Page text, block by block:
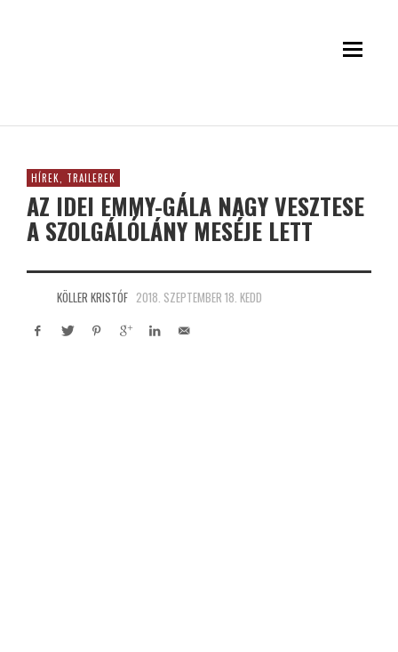
HÍREK, TRAILEREK
AZ IDEI EMMY-GÁLA NAGY VESZTESE
A SZOLGÁLÓLÁNY MESÉJE LETT
KÖLLER KRISTÓF 2018. SZEPTEMBER 18. KEDD